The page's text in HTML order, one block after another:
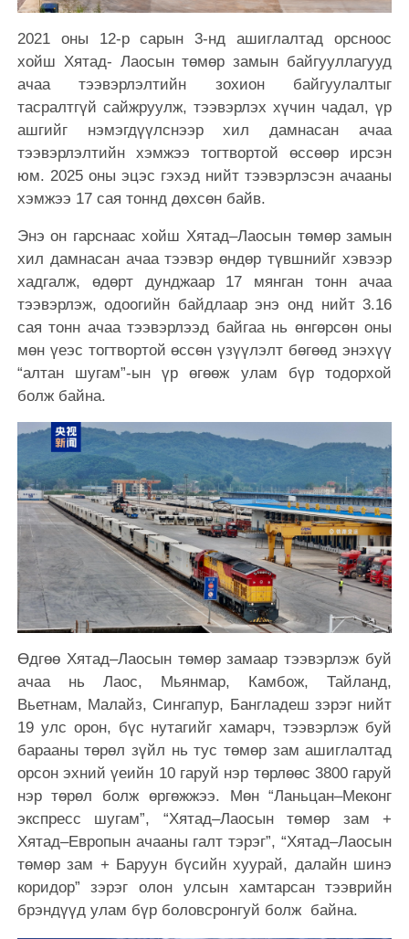
2021 оны 12-р сарын 3-нд ашиглалтад орсноос
хойш Хятад- Лаосын төмөр замын байгууллагууд
ачаа тээвэрлэлтийн зохион байгуулалтыг
тасралтгүй сайжруулж, тээвэрлэх хүчин чадал, үр
ашгийг нэмэгдүүлснээр хил дамнасан ачаа
тээвэрлэлтийн хэмжээ тогтвортой өссөөр ирсэн
юм. 2025 оны эцэс гэхэд нийт тээвэрлэсэн ачааны
хэмжээ 17 сая тоннд дөхсөн байв.
Энэ он гарснаас хойш Хятад–Лаосын төмөр замын
хил дамнасан ачаа тээвэр өндөр түвшнийг хэвээр
хадгалж, өдөрт дунджаар 17 мянган тонн ачаа
тээвэрлэж, одоогийн байдлаар энэ онд нийт 3.16
сая тонн ачаа тээвэрлээд байгаа нь өнгөрсөн оны
мөн үеэс тогтвортой өссөн үзүүлэлт бөгөөд энэхүү
“алтан шугам”-ын үр өгөөж улам бүр тодорхой
болж байна.
Өдгөө Хятад–Лаосын төмөр замаар тээвэрлэж буй
ачаа нь Лаос, Мьянмар, Камбож, Тайланд,
Вьетнам, Малайз, Сингапур, Бангладеш зэрэг нийт
19 улс орон, бүс нутагийг хамарч, тээвэрлэж буй
барааны төрөл зүйл нь тус төмөр зам ашиглалтад
орсон эхний үеийн 10 гаруй нэр төрлөөс 3800 гаруй
нэр төрөл болж өргөжжээ. Мөн “Ланьцан–Меконг
экспресс шугам”, “Хятад–Лаосын төмөр зам +
Хятад–Европын ачааны галт тэрэг”, “Хятад–Лаосын
төмөр зам + Баруун бүсийн хуурай, далайн шинэ
коридор” зэрэг олон улсын хамтарсан тээврийн
брэндүүд улам бүр боловсронгуй болж байна.